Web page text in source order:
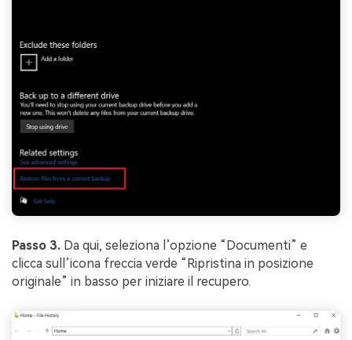
Passo 3. Da qui, seleziona l’opzione “Documenti” e
clicca sull’icona freccia verde “Ripristina in posizione
originale” in basso per iniziare il recupero.